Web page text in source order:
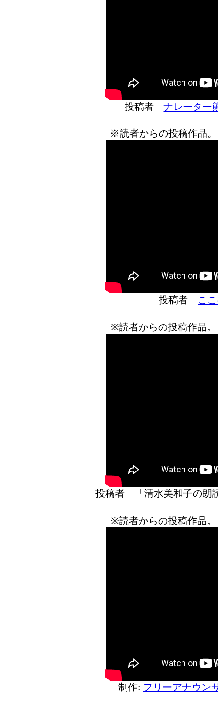
投稿者ナレーター
※読者からの投稿作品
投稿者 こ
※読者からの投稿作品
投稿者 「清水美和子の
※読者からの投稿作品
制作: フリーアナウン